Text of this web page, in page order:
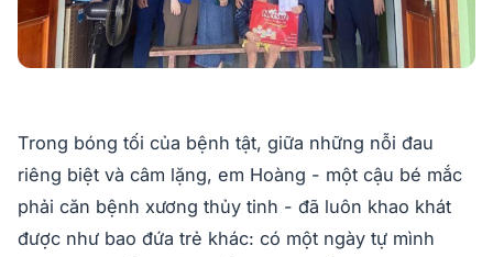
Trong bóng tối của bệnh tật, giữa những nỗi đau
riêng biệt và câm lặng, em Hoàng - một cậu bé mắc
phải căn bệnh xương thủy tinh - đã luôn khao khát
được như bao đứa trẻ khác: có một ngày tự mình